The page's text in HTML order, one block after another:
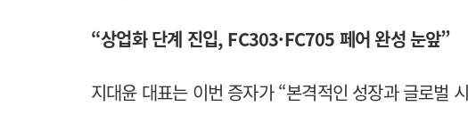
“상업화 단계 진입, FC303·FC705 페어 완성 눈앞”
지대윤 대표는 이번 증자가 “본격적인 성장과 글로벌